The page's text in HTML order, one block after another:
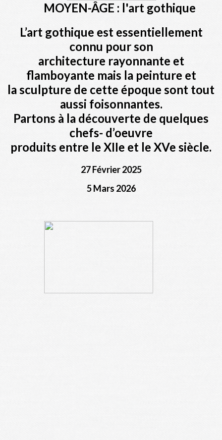
MOYEN-ÂGE : l'art gothique
L’art gothique est essentiellement
connu pour son
architecture rayonnante et
flamboyante mais la peinture et
la sculpture de cette époque sont tout
aussi foisonnantes.
Partons à la découverte de quelques
chefs- d’oeuvre
produits entre le XIIe et le XVe siècle.
27 Février 2025
5 Mars 2026